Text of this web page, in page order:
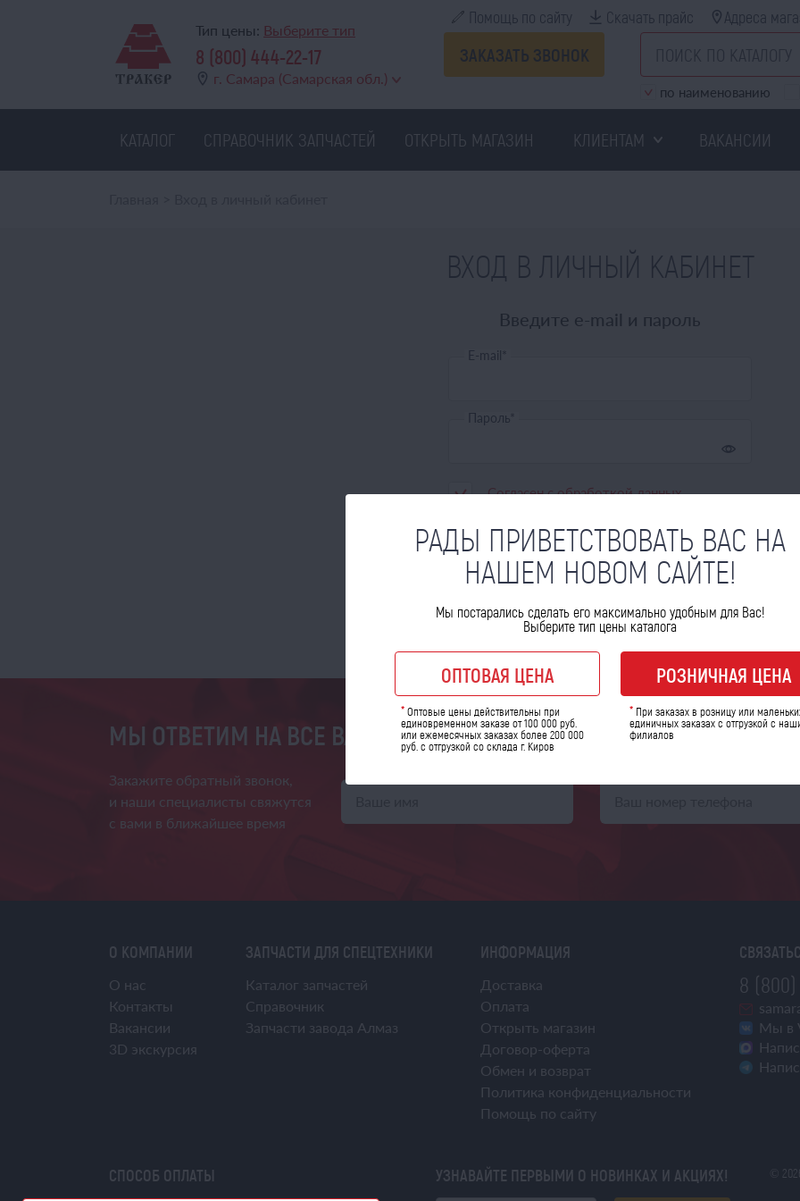
Тип цены: Выберите тип
8 (800) 444-22-17
г. Самара (Самарская обл.)
Помощь по сайту Скачать прайс Адреса
ЗАКАЗАТЬ ЗВОНОК
по наименованию
КАТАЛОГ СПРАВОЧНИК ЗАПЧАСТЕЙ ОТКРЫТЬ МАГАЗИН КЛИЕНТАМ ВАКАНСИИ
ВХОД В ЛИЧНЫЙ КАБИНЕТ
Введите e-mail и пароль
E-mail
Пароль
Согласен собработкой данных
ВХОД
Регистрация Восстановить пароль
МЫ ОТВЕТИМ НА ВСЕ ВАШИ ВОПРОСЫ
Закажите обратный звонок,
и наши специалисты свяжутся
с вами в ближайшее время
О КОМПАНИИ
О нас
Контакты
Вакансии
3D экскурсия
ЗАПЧАСТИ ДЛЯ СПЕЦТЕХНИКИ
Каталог запчастей
Справочник
Запчасти завода Алмаз
ИНФОРМАЦИЯ
Доставка
Оплата
Открыть магазин
Договор-оферта
Обмен и возврат
Политика конфиденциальности
Помощь по сайту
8 (800)
Мы в
СПОСОБ ОПЛАТЫ УЗНАВАЙТЕ ПЕРВЫМИ О НОВИНКАХ И АКЦИЯХ! ©
РАДЫ ПРИВЕТСТВОВАТЬ ВАС НА
НАШЕМ НОВОМ САЙТЕ!
Мы постарались сделать его максимально удобным для Вас!
Выберите тип цены каталога
ОПТОВАЯ ЦЕНА
*Оптовые цены действительны при
единовременном заказе от 100 000 руб.
или ежемесячных заказах более 200 000
руб. с отгрузкой со склада г. Киров
РОЗНИЧНАЯ ЦЕНА
* При заказах в розницу или
единичных заказах с отгрузкой с
филиалов